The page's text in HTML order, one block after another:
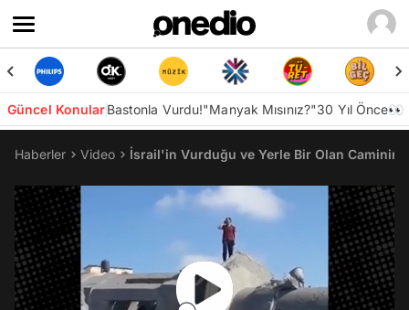
Güncel KonularBastonla Vurdu!"Manyak Mısınız?"30 Yıl Önce👀
Haberler Video İsrail'in Vurduğu ve Yerle Bir Olan Caminin